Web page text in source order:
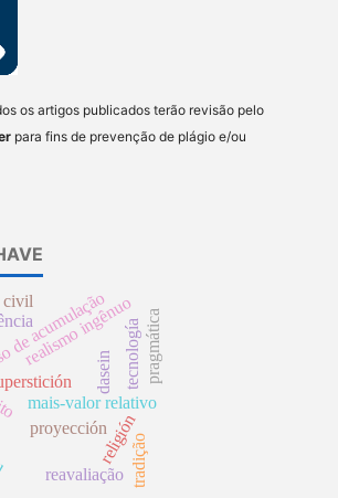
os artigos publicados terão revisão pelo
para fins de prevenção de plágio e/ou
proyección
acumulação
mais-valor relativo
religión
realismo ingênuotecnología
civil
dasein
reavaliação tradição
pragmática